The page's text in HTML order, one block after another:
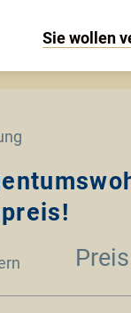
Sie wollen